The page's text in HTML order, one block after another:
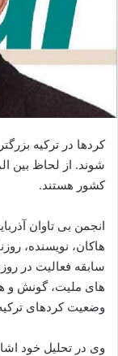
ل
کردها در ترکیه
شوند. از لحاظ بین
کشور هستند.
انجمن بی تاوان
هاکان، نویسنده،
سابقه فعالیت در
های ملیت، گونش و
وضعیت کردهای
وی در تحلیل خود